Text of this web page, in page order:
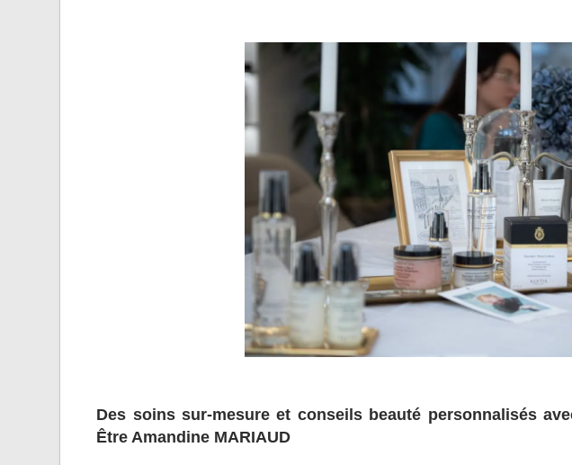
Des soins sur-mesure et conseils beauté personnalisés
Être Amandine MARIAUD